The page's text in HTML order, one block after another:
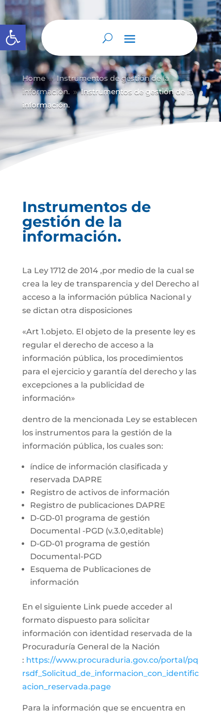
Abrir barra de herramientas
Home 9 Instrumentos de gestión de la
información. 9 Instrumentos de gestión de la
información.
Instrumentos de
gestión de la
información.
La Ley 1712 de 2014 ,por medio de la cual se
crea la ley de transparencia y del Derecho al
acceso a la información pública Nacional y
se dictan otra disposiciones
«Art 1.objeto. El objeto de la presente ley es
regular el derecho de acceso a la
información pública, los procedimientos
para el ejercicio y garantía del derecho y las
excepciones a la publicidad de
información»
dentro de la mencionada Ley se establecen
los instrumentos para la gestión de la
información pública, los cuales son:
índice de información clasificada y
reservada DAPRE
Registro de activos de información
Registro de publicaciones DAPRE
D-GD-01 programa de gestión
Documental -PGD (v.3.0,editable)
D-GD-01 programa de gestión
Documental-PGD
Esquema de Publicaciones de
información
En el siguiente Link puede acceder al
formato dispuesto para solicitar
información con identidad reservada de la
Procuraduría General de la Nación
: https://www.procuraduria.gov.co/portal/pq
rsdf_Solicitud_de_informacion_con_identific
acion_reservada.page
Para la información que se encuentra en